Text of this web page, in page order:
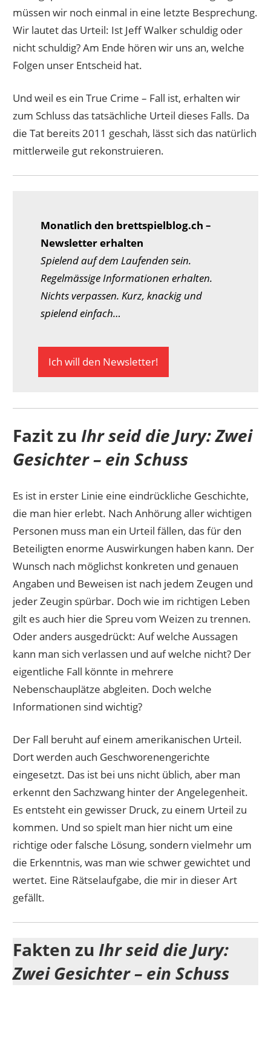
müssen wir noch einmal in eine letzte Besprechung.
Wir lautet das Urteil: Ist Jeff Walker schuldig oder
nicht schuldig? Am Ende hören wir uns an, welche
Folgen unser Entscheid hat.
Und weil es ein True Crime – Fall ist, erhalten wir
zum Schluss das tatsächliche Urteil dieses Falls. Da
die Tat bereits 2011 geschah, lässt sich das natürlich
mittlerweile gut rekonstruieren.
Monatlich den brettspielblog.ch –
Newsletter erhalten
Spielend auf dem Laufenden sein.
Regelmässige Informationen erhalten.
Nichts verpassen. Kurz, knackig und
spielend einfach…
Ich will den Newsletter!
Fazit zuIhr seid die Jury: Zwei
Gesichter – ein Schuss
Es ist in erster Linie eine eindrückliche Geschichte,
die man hier erlebt. Nach Anhörung aller wichtigen
Personen muss man ein Urteil fällen, das für den
Beteiligten enorme Auswirkungen haben kann. Der
Wunsch nach möglichst konkreten und genauen
Angaben und Beweisen ist nach jedem Zeugen und
jeder Zeugin spürbar. Doch wie im richtigen Leben
gilt es auch hier die Spreu vom Weizen zu trennen.
Oder anders ausgedrückt: Auf welche Aussagen
kann man sich verlassen und auf welche nicht? Der
eigentliche Fall könnte in mehrere
Nebenschauplätze abgleiten. Doch welche
Informationen sind wichtig?
Der Fall beruht auf einem amerikanischen Urteil.
Dort werden auch Geschworenengerichte
eingesetzt. Das ist bei uns nicht üblich, aber man
erkennt den Sachzwang hinter der Angelegenheit.
Es entsteht ein gewisser Druck, zu einem Urteil zu
kommen. Und so spielt man hier nicht um eine
richtige oder falsche Lösung, sondern vielmehr um
die Erkenntnis, was man wie schwer gewichtet und
wertet. Eine Rätselaufgabe, die mir in dieser Art
gefällt.
Fakten zuIhr seid die Jury:
Zwei Gesichter – ein Schuss